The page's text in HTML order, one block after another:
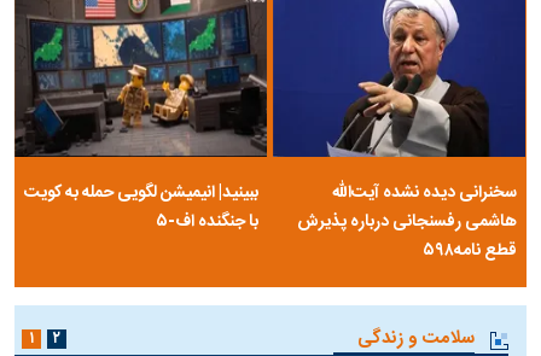
سخنرانی دیده نشده آیت‌الله
هاشمی رفسنجانی درباره پذیرش
قطع نامه۵۹۸
ببینید| انیمیشن لگویی حمله به کویت
با جنگنده اف-۵
سلامت و زندگی ۱ ۲